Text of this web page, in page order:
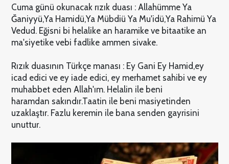
Cuma günü okunacak rızık duası : Allahümme Ya
Ğaniyyü,Ya Hamidü,Ya Mübdiü Ya Mu'idü,Ya Rahimü Ya
Vedud. Eğisni bi helalike an haramike ve bitaatike an
ma'siyetike vebi fadlike ammen sivake.
Rızık duasının Türkçe manası : Ey Gani Ey Hamid,ey
icad edici ve ey iade edici, ey merhamet sahibi ve ey
muhabbet eden Allah'ım. Helalin ile beni
haramdan sakındır.Taatin ile beni masiyetinden
uzaklaştır. Fazlu keremin ile bana senden gayrisini
unuttur.